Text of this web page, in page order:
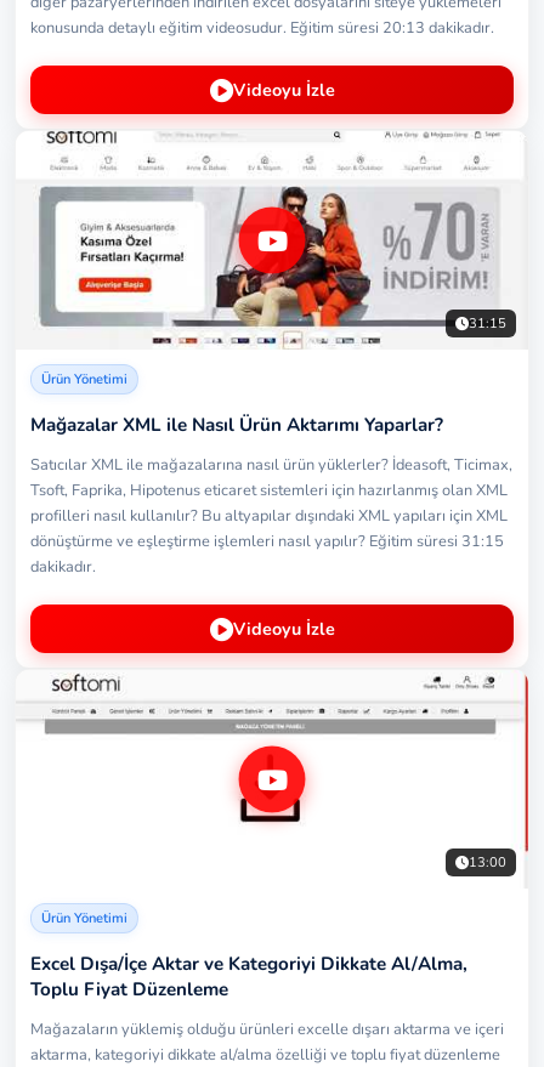
konusunda detaylı eğitim videosudur. Eğitim süresi 20:13 dakikadır.
Videoyu İzle
31:15
Ürün Yönetimi
Mağazalar XML ile Nasıl Ürün Aktarımı Yaparlar?
Satıcılar XML ile mağazalarına nasıl ürün yüklerler? İdeasoft, Ticimax,
Tsoft, Faprika, Hipotenus eticaret sistemleri için hazırlanmış olan XML
profilleri nasıl kullanılır? Bu altyapılar dışındaki XML yapıları için XML
dönüştürme ve eşleştirme işlemleri nasıl yapılır? Eğitim süresi 31:15
dakikadır.
Videoyu İzle
13:00
Ürün Yönetimi
Excel Dışa/İçe Aktar ve Kategoriyi Dikkate Al/Alma,
Toplu Fiyat Düzenleme
Mağazaların yüklemiş olduğu ürünleri excelle dışarı aktarma ve içeri
aktarma, kategoriyi dikkate al/alma özelliği ve toplu fiyat düzenleme